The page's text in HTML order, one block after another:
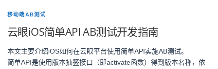
移动端AB测试
云眼iOS简单API AB测试开发指南
本文主要介绍iOS如何在云眼平台使用简单API实施AB测试。
简单API是使用版本抽签接口（即activate函数）得到版本名称，依